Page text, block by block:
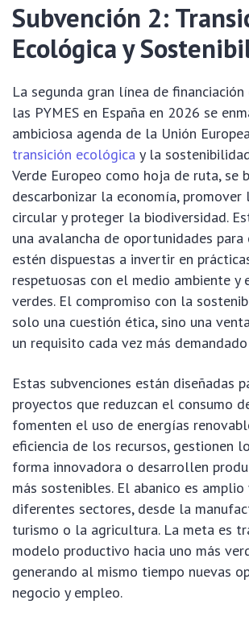
Subvención 2:
Ecológica y
La segunda gran línea de financiación
las PYMES en España en 2026 se
ambiciosa agenda de la Unión
transición ecológica y la
Verde Europeo como hoja de ruta, se
descarbonizar la economía, promover
circular y proteger la biodiversidad.
una avalancha de oportunidades para
estén dispuestas a invertir en
respetuosas con el medio ambiente y
verdes. El compromiso con la
solo una cuestión ética, sino una
un requisito cada vez más
Estas subvenciones están diseñadas
proyectos que reduzcan el consumo
fomenten el uso de energías
eficiencia de los recursos, gestionen
forma innovadora o desarrollen
más sostenibles. El abanico es amplio
diferentes sectores, desde la
turismo o la agricultura. La meta es
modelo productivo hacia uno más
generando al mismo tiempo nuevas
negocio y empleo.